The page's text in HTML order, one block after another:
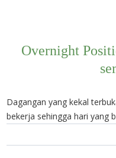
Overnight
Dagangan yang kekal
bekerja sehingga hari yang